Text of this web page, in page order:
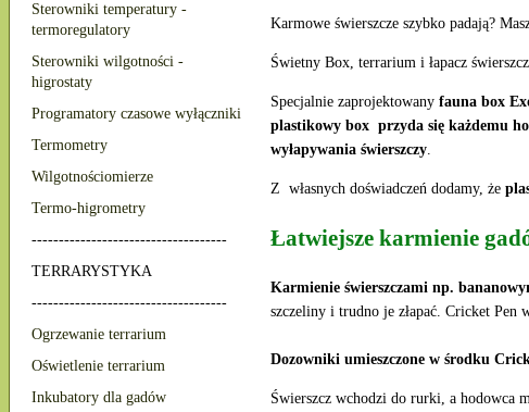
Sterowniki temperatury -
termoregulatory
Sterowniki wilgotności -
higrostaty
Programatory czasowe wyłączniki
Termometry
Wilgotnościomierze
Termo-higrometry
------------------------------------
TERRARYSTYKA
------------------------------------
Ogrzewanie terrarium
Oświetlenie terrarium
Inkubatory dla gadów
Karmowe świerszcze szybko padają?
Świetny Box, terrarium i łapacz
Specjalnie zaprojektowany fauna box
plastikowy box przyda się każdemu
wyłapywania świerszczy
Z własnych doświadczeń dodamy, że
Łatwiejsze karmienie
Karmienie świerszczami np.
szczeliny i trudno je złapać. Cricket Pen
Dozowniki umieszczone w środku
Świerszcz wchodzi do rurki, a hodowca